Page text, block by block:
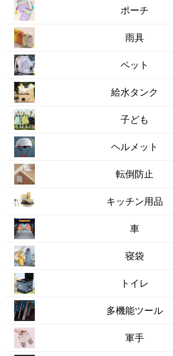
ポーチ
雨具
ペット
給水タンク
子ども
ヘルメット
転倒防止
キッチン用品
車
寝袋
トイレ
多機能ツール
軍手